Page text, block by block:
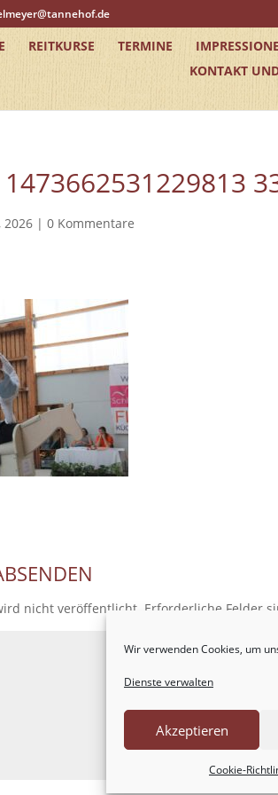
Wir verwenden Cookies, um
Dienste verwalten
Akzeptieren
Cookie-
REITKURSE TERMINE
KONTAKT
2026 |0 Kommentare
nicht veröffentlicht. Erforderliche Felder